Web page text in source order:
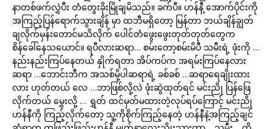
နာတစ်ဖက်လွှဲပီး တံတွေးခိုးမြိုချမိသည်။ ခက်ပီ။ ဟန်နီ့ အောက်ပိုင်းကို
အကြည့်ပြန်ရောက်သွားချိန် မှာ ထဘီမရှိတော့ မြန်တာ ဘယ်ချိန်ချွတ်
ချလိုက်မှန်းတောင်မသိလိုက် ပေါင်တံဖွေးဖွေးတုတ်တုတ်တွေက
စိန်ခေါ်နေသယောင်။ ရပီလားဆရာ… စမ်းတော့စမ်းမိပီ သမီးရဲ့ ဖုံးကို …
နည်းနည်းကြပ်နေတယ် နှိုက်ရတာ အိပ်ကပ်က အရမ်းကြပ်နေလား
ဆရာ …ဘောင်းဘီက အသစ်မို့ပါဆရာရဲ့ ခစ်ခစ် …ဆရာရေချိုးထား
လား ဟုတ်တယ် လေ …ဘာဖြစ်လို့လဲ ဖုံးဆွဲထုတ်ရင် မင်းညို ပြန်ဖြေ
လိုက်တယ် မွှေးလို့ … ရွှတ် ထင်မှတ်မထားတဲ့လုပ်ရပ်ကြောင့် မင်းညို
ဟန်နီကို ကြည့်လိုက်တော့ သူ့ကိုစိုက်ကြည့်နေတဲ့ ဟန်နီနဲ့အကြည့်ချင်